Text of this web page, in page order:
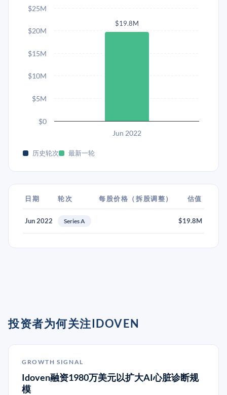
$19.8M
Jun 2022
$0
$5M
$10M
$15M
$20M
$25M
历史轮次 最新一轮
日期 轮次 每股价格（拆股调整） 估值
Jun 2022 Series A $19.8M
投资者为何关注IDOVEN
GROWTH SIGNAL
Idoven融资1980万美元以扩大AI心脏诊断规
模